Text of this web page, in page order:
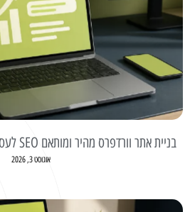
בניית אתר וורדפרס מהיר ומותאם SEO לעסקים קטנים | המדריך המלא
אוגוסט 3, 2026